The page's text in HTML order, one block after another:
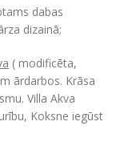
dabas
dizainā;
( modificēta,
ārdarbos. Krāsa
Villa Akva
Koksne iegūst